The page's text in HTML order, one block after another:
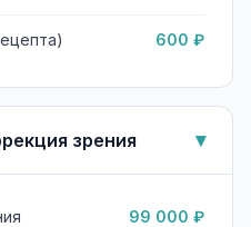
600 ₽
зрения ▾
99 000 ₽